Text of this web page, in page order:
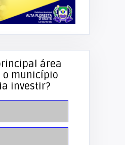
área
o município
investir?